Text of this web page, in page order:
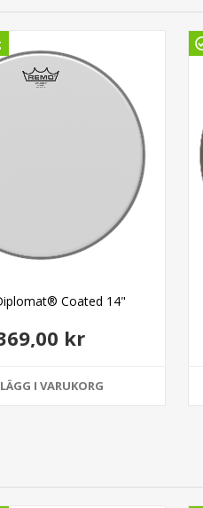
Coated 14"
kr
LÄGG I VARUKORG